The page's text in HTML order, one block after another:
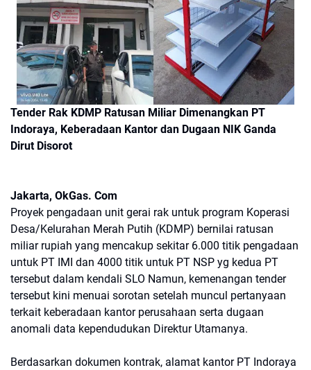
Tender Rak KDMP Ratusan Miliar Dimenangkan PT
Indoraya, Keberadaan Kantor dan Dugaan NIK Ganda
Dirut Disorot
Jakarta, OkGas. Com
Proyek pengadaan unit gerai rak untuk program Koperasi
Desa/Kelurahan Merah Putih (KDMP) bernilai ratusan
miliar rupiah yang mencakup sekitar 6.000 titik pengadaan
untuk PT IMI dan 4000 titik untuk PT NSP yg kedua PT
tersebut dalam kendali SLO Namun, kemenangan tender
tersebut kini menuai sorotan setelah muncul pertanyaan
terkait keberadaan kantor perusahaan serta dugaan
anomali data kependudukan Direktur Utamanya.
Berdasarkan dokumen kontrak, alamat kantor PT Indoraya